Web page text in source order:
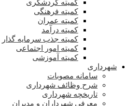
کمیته گردشگری
کمیته فرهنگی
کمیته عمران
کمیته درآمد
کمیته جذب سرمایه گذار
کمیته امور اجتماعی
کمیته آموزشی
شهرداری
سامانه مصوبات
شرح وظائف شهرداری
تاریخچه شهرداری
معرفی شهرداران و مدیران